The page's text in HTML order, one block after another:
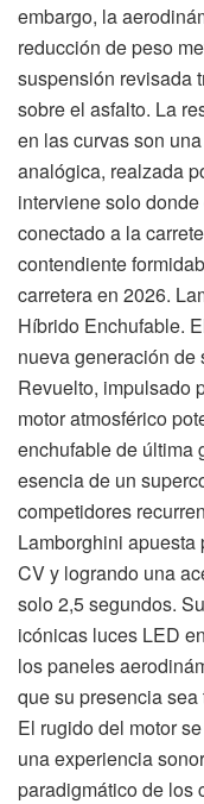
embargo, la
reducción de peso
suspensión revisada
sobre el asfalto. La
en las curvas son
analógica, realzada
interviene solo
conectado a la
contendiente
carretera en 2026.
Híbrido Enchufable.
nueva generación
Revuelto, impulsado
motor atmosférico
enchufable de última
esencia de un
competidores
Lamborghini apuesta
CV y logrando una
solo 2,5 segundos.
icónicas luces LED
los paneles
que su presencia
El rugido del motor
una experiencia
paradigmático de los